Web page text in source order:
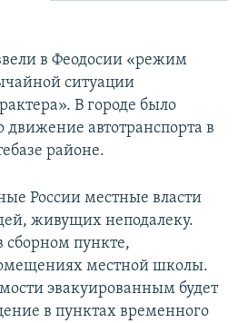
в Феодосии «режим
ситуации
В городе было
движение автотранспорта в
районе.
России местные власти
живущих неподалеку.
пункте,
местной школы.
эвакуированным будет
в пунктах временного